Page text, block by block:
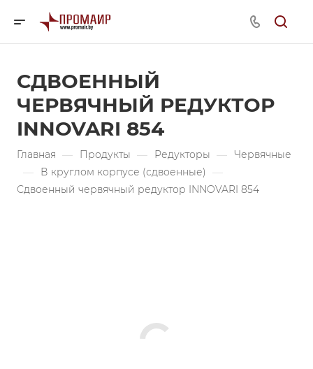
СДВОЕННЫЙ
ЧЕРВЯЧНЫЙ РЕДУКТОР
INNOVARI 854
Главная — Продукты — Редукторы — Червячные
— В круглом корпусе (сдвоенные) —
Сдвоенный червячный редуктор INNOVARI 854